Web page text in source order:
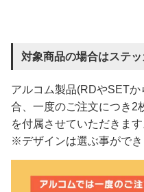
対象商品の場合はステ
アルコム製品(RDやSET
合、一度のご注文につき2
を付属させていただきます
※デザインは選ぶ事ができ